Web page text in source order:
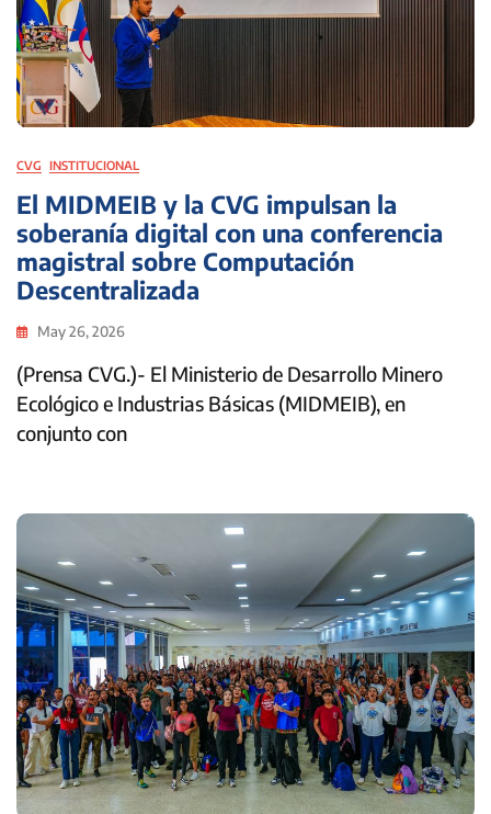
CVG INSTITUCIONAL
El MIDMEIB y la CVG impulsan la
soberanía digital con una conferencia
magistral sobre Computación
Descentralizada
May 26, 2026
(Prensa CVG.)- El Ministerio de Desarrollo Minero
Ecológico e Industrias Básicas (MIDMEIB), en
conjunto con